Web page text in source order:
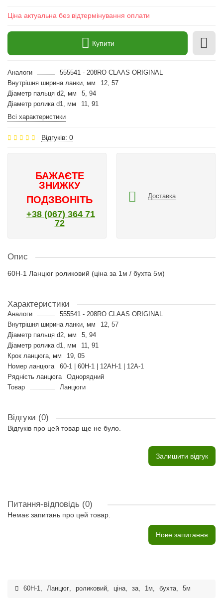
Ціна актуальна без відтермінування оплати
Купити
Аналоги
555541 - 208RO CLAAS ORIGINAL
Внутрішня ширина ланки, мм
12, 57
Діаметр пальця d2, мм
5, 94
Діаметр ролика d1, мм
11, 91
Всі характеристики
Відгуків: 0
БАЖАЄТЕ
ЗНИЖКУ
ПОДЗВОНІТЬ
+38 (067) 364 71
72
Доставка
Опис
60H-1 Ланцюг роликовий (ціна за 1м / бухта 5м)
Характеристики
Аналоги
555541 - 208RO CLAAS ORIGINAL
Внутрішня ширина ланки, мм
12, 57
Діаметр пальця d2, мм
5, 94
Діаметр ролика d1, мм
11, 91
Крок ланцюга, мм
19, 05
Номер ланцюга
60-1 | 60H-1 | 12AH-1 | 12A-1
Рядність ланцюга
Однорядний
Товар
Ланцюги
Відгуки (0)
Відгуків про цей товар ще не було.
Залишити відгук
Питання-відповідь (0)
Немає запитань про цей товар.
Нове запитання
60H-1, Ланцюг, роликовий, ціна, за, 1м, бухта, 5м